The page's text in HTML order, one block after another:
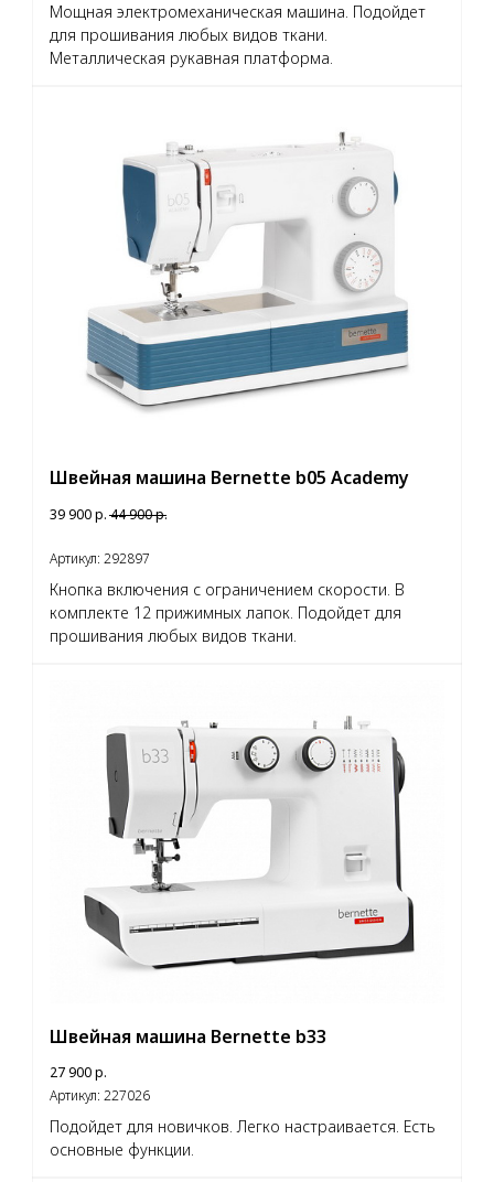
Мощная электромеханическая машина. Подойдет
для прошивания любых видов ткани.
Металлическая рукавная платформа.
Швейная машина Bernette b05 Academy
39 900р. 44 900р.
Артикул: 292897
Кнопка включения с ограничением скорости. В
комплекте 12 прижимных лапок. Подойдет для
прошивания любых видов ткани.
Швейная машина Bernette b33
27 900р.
Артикул: 227026
Подойдет для новичков. Легко настраивается. Есть
основные функции.